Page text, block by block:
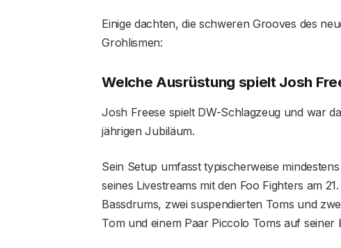
Einige dachten, die schweren Grooves des
Grohlismen:
Welche Ausrüstung spielt Josh
Josh Freese spielt DW-Schlagzeug und war
jährigen Jubiläum.
Sein Setup umfasst typischerweise
seines Livestreams mit den Foo Fighters am
Bassdrums, zwei suspendierten Toms und
Tom und einem Paar Piccolo Toms auf seiner